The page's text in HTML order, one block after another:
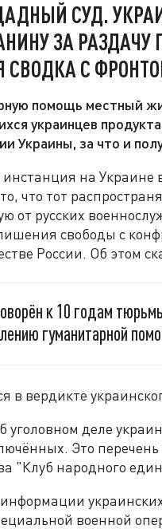
СУД.
ЗА
С
помощь местный
украинцев
Украины, за что и
на Украине
то, что тот
от русских
свободы с
России. Об этом
к 10 годам
гуманитарной
в вердикте
деле
Это
"Клуб народного
военной